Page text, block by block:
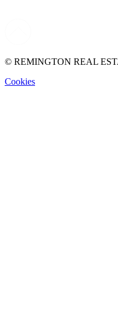
© REMINGTON REAL
Cookies